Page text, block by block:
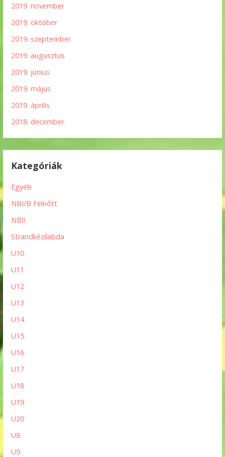
2019. november
2019. október
2019. szeptember
2019. augusztus
2019. június
2019. május
2019. április
2018. december
Kategóriák
Egyéb
NBI/B Felnőtt
NBII
Strandkézilabda
U10
U11
U12
U13
U14
U15
U16
U17
U18
U19
U20
U8
U9